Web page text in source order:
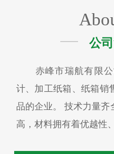
公
赤峰市瑞航有限公
计、加工纸箱、纸箱销
品的企业。 技术力量
高，材料拥有着优越性